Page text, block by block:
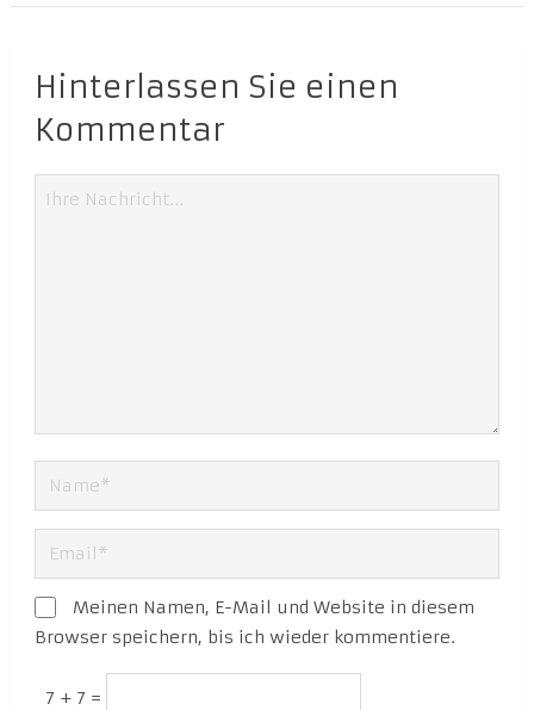
Hinterlassen Sie einen
Kommentar
Meinen Namen, E-Mail und Website in diesem
Browser speichern, bis ich wieder kommentiere.
7 + 7 =